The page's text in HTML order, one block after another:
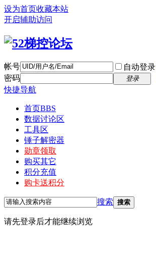
设为首页收藏本站
开启辅助访问
帐号 自动登录
密码
登录
快捷导航
首页BBS
数据讨论区
工具区
锤子解密器
勋章领取
购买其它
积分充值
购卡送积分
搜索 搜索
请先登录后才能继续浏览